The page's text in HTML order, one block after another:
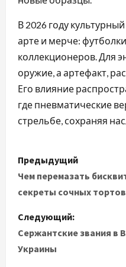
В 2026 году
арте и мерче:
коллекционеров. Для
оружие, а артефакт,
Его влияние
где пневматические
стрельбе, сохраняя
Н
а
и
г
Предыдущий
Чем перемазать
секреты сочных тортов
Следующий:
Сержантские звания в
Украины